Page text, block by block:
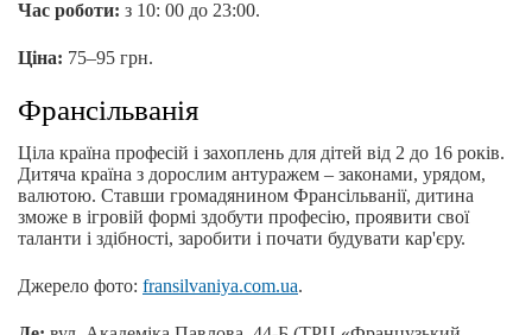
Час роботи: з 10: 00 до 23:00.
Ціна: 75–95 грн.
Франсільванія
Ціла країна професій і захоплень для дітей від 2 до 16 років.
Дитяча країна з дорослим антуражем – законами, урядом,
валютою. Ставши громадянином Франсільванії, дитина
зможе в ігровій формі здобути професію, проявити свої
таланти і здібності, заробити і почати будувати кар'єру.
Джерело фото: fransilvaniya.com.ua.